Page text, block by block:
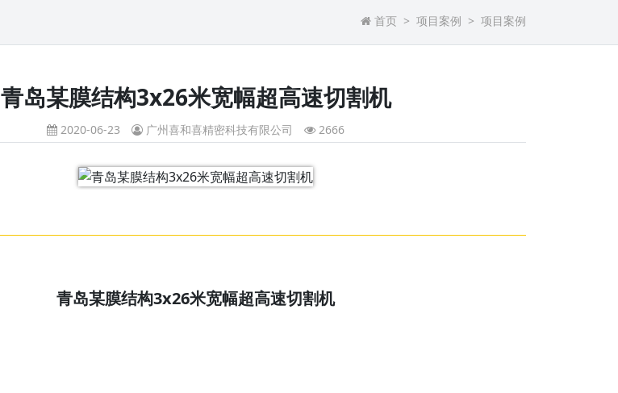
首页 项目案例 项目案例
青岛某膜结构3x26米宽幅超高速切割机
2020-06-23 广州喜和喜精密科技有限公司 2666
青岛某膜结构3x26米宽幅超高速切割机